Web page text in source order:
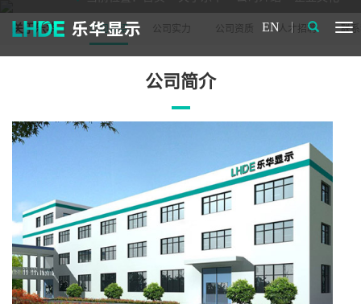
EN
关于乐华 公司介绍 公司实力 公司资质 人才招聘 联
公司简介